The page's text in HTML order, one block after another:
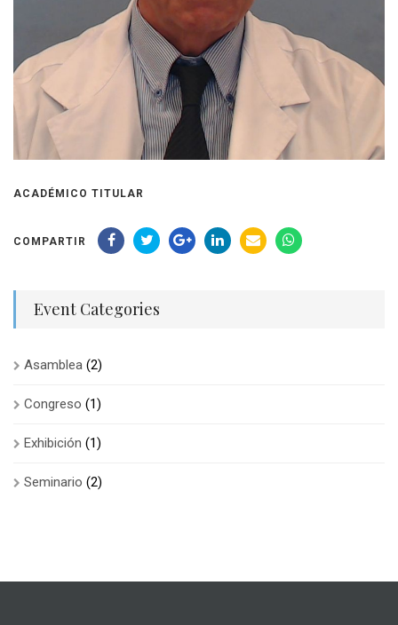
ACADÉMICO TITULAR
COMPARTIR
Event Categories
Asamblea (2)
Congreso (1)
Exhibición (1)
Seminario (2)